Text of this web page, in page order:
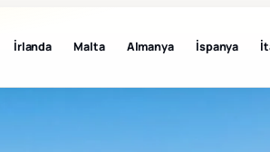
İrlanda Malta Almanya İspanya